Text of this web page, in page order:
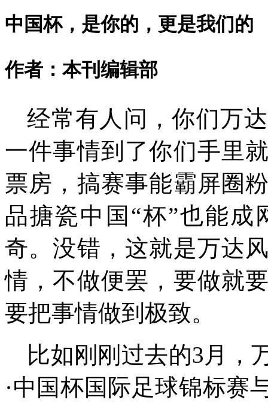
中国杯，是你的，更是我们的
作者：本刊编辑部
经常有人问，你们万
一件事情到了你们手里
票房，搞赛事能霸屏圈
品搪瓷中国 “杯”也能成
奇。没错，这就是万达
情，不做便罢，要做就
要把事情做到极致。
比如刚刚过去的3月
·中国杯国际足球锦标赛